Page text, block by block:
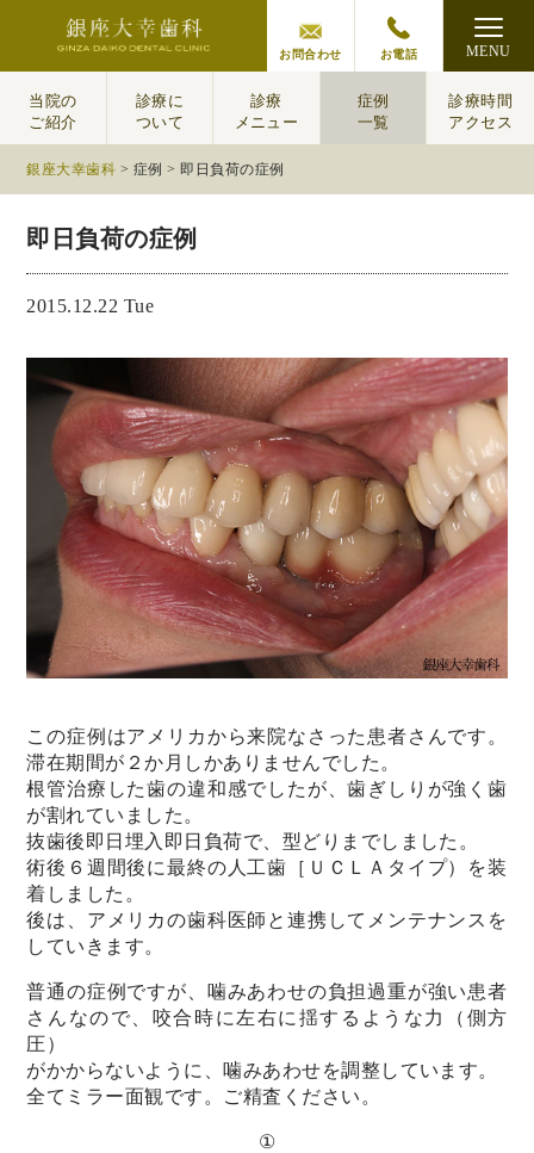
お問合わせ お電話 MENU
当院の
ご紹介
診療に
ついて
診療
メニュー
症例
一覧
診療時間
アクセス
銀座大幸歯科 > 症例 > 即日負荷の症例
即日負荷の症例
2015.12.22 Tue
この症例はアメリカから来院なさった患者さんです。
滞在期間が２か月しかありませんでした。
根管治療した歯の違和感でしたが、歯ぎしりが強く歯
が割れていました。
抜歯後即日埋入即日負荷で、型どりまでしました。
術後６週間後に最終の人工歯［ＵＣＬＡタイプ）を装
着しました。
後は、アメリカの歯科医師と連携してメンテナンスを
していきます。
普通の症例ですが、噛みあわせの負担過重が強い患者
さんなので、咬合時に左右に揺するような力（側方
圧）
がかからないように、噛みあわせを調整しています。
全てミラー面観です。ご精査ください。
①